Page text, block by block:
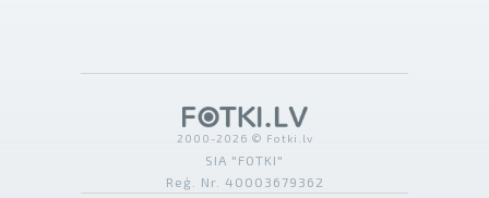
2000-2026 © Fotki.lv
SIA "FOTKI"
Reģ. Nr. 40003679362